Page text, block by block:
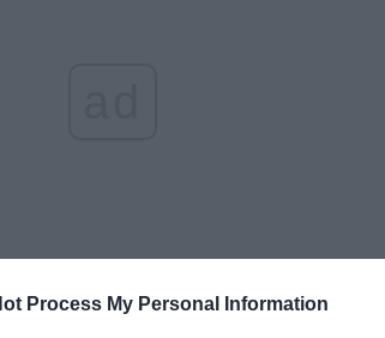
Process My Personal Information